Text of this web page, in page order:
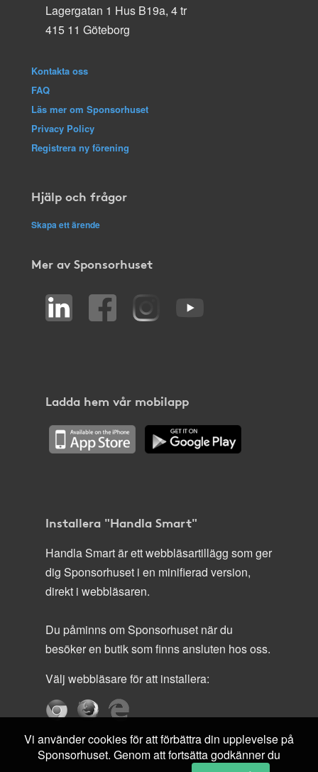
Lagergatan 1 Hus B19a, 4 tr
415 11 Göteborg
Kontakta oss
FAQ
Läs mer om Sponsorhuset
Privacy Policy
Registrera ny förening
Hjälp och frågor
Skapa ett ärende
Mer av Sponsorhuset
Ladda hem vår mobilapp
Installera "Handla Smart"
Handla Smart är ett webbläsartillägg som ger
dig Sponsorhuset i en minifierad version,
direkt i webbläsaren.
Du påminns om Sponsorhuset när du
besöker en butik som finns ansluten hos oss.
Välj webbläsare för att installera:
Vi använder cookies för att förbättra din upplevelse på
Sponsorhuset. Genom att fortsätta godkänner du